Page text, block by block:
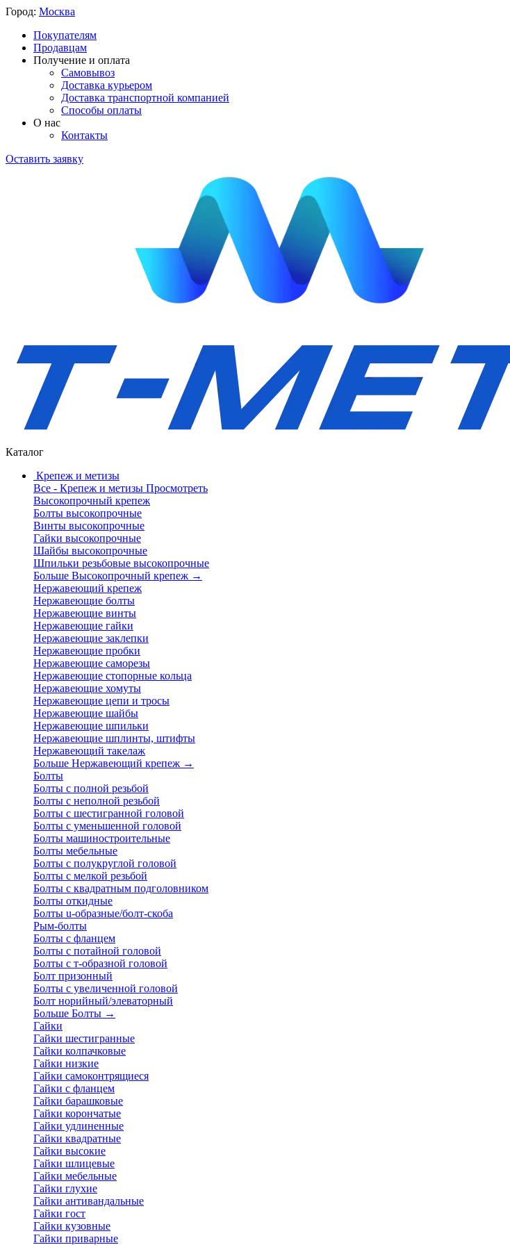
Город: Москва
Покупателям
Продавцам
Получение и оплата
Самовывоз
Доставка курьером
Доставка транспортной компанией
Способы оплаты
О нас
Контакты
Оставить заявку
Каталог
Крепеж и метизы
Все - Крепеж и метизы Просмотреть
Высокопрочный крепеж
Болты высокопрочные
Винты высокопрочные
Гайки высокопрочные
Шайбы высокопрочные
Шпильки резьбовые высокопрочные
Больше Высокопрочный крепеж →
Нержавеющий крепеж
Нержавеющие болты
Нержавеющие винты
Нержавеющие гайки
Нержавеющие заклепки
Нержавеющие пробки
Нержавеющие саморезы
Нержавеющие стопорные кольца
Нержавеющие хомуты
Нержавеющие цепи и тросы
Нержавеющие шайбы
Нержавеющие шпильки
Нержавеющие шплинты, штифты
Нержавеющий такелаж
Больше Нержавеющий крепеж →
Болты
Болты с полной резьбой
Болты с неполной резьбой
Болты с шестигранной головой
Болты с уменьшенной головой
Болты машиностроительные
Болты мебельные
Болты с полукруглой головой
Болты с мелкой резьбой
Болты с квадратным подголовником
Болты откидные
Болты u-образные/болт-скоба
Рым-болты
Болты с фланцем
Болты с потайной головой
Болты с т-образной головой
Болт призонный
Болты с увеличенной головой
Болт норийный/элеваторный
Больше Болты →
Гайки
Гайки шестигранные
Гайки колпачковые
Гайки низкие
Гайки самоконтрящиеся
Гайки с фланцем
Гайки барашковые
Гайки корончатые
Гайки удлиненные
Гайки квадратные
Гайки высокие
Гайки шлицевые
Гайки мебельные
Гайки глухие
Гайки антивандальные
Гайки гост
Гайки кузовные
Гайки приварные